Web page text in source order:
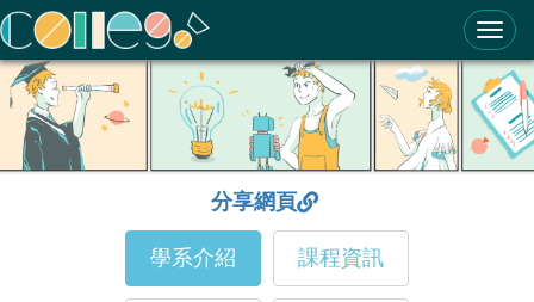
ColleGo! 大學選才與高中育才輔助系統
分享網頁
學系介紹 課程資訊